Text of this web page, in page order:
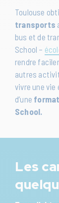
Toulouse
transports
bus et de
School –
rendre
autres
vivre une
d’une
School.
Les